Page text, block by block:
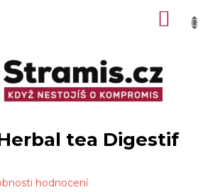
tea Digestif
hodnocení